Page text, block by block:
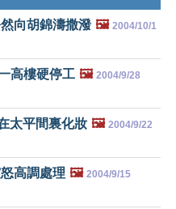
向胡錦濤撒潑 🖼️ 2004/10/1
高樓硬停工 🖼️ 2004/9/28
太平間裏化妝 🖼️ 2004/9/22
高調處理 🖼️ 2004/9/15